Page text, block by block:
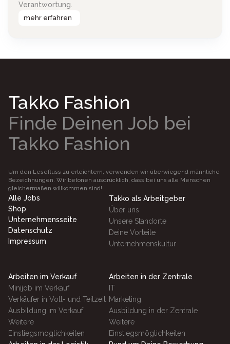
Verantwortung.
mehr erfahren
Takko Fashion
Finde Deinen Job bei
Takko Fashion
Um den Lesefluss zu erleichtern, verwenden wir überwiegend männliche
Bezeichnungen. Wir betonen ausdrücklich, dass bei uns alle Menschen
gleichermaßen willkommen sind!
Alle Jobs
Shop
Unternehmensseite
Datenschutz
Impressum
Takko als Arbeitgeber
Über uns
Unsere Standorte
Deine Vorteile
Unternehmenskultur
Arbeiten im Verkauf
Minijob im Verkauf
Verkäufer in Voll- und Teilzeit
Ausbildung im Verkauf
Weitere
Einstiegsmöglichkeiten
Arbeiten in der Zentrale
IT
Marketing
Ausbildung in der Zentrale
Weitere
Einstiegsmöglichkeiten